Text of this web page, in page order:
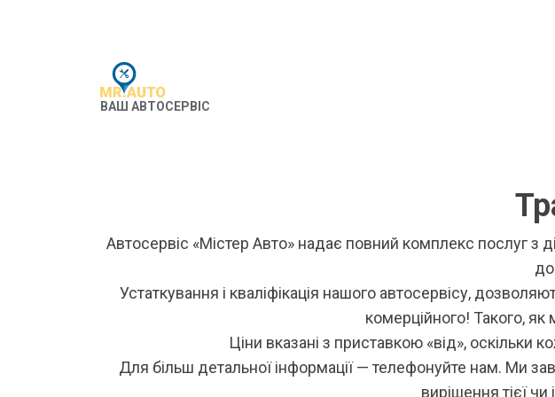
ВАШ АВТОСЕРВІС
Автосервіс «Містер Авто» надає повний комплекс послуг з
Устаткування і кваліфікація нашого автосервісу,
комерційного! Такого, як
Ціни вказані з приставкою «від», оскільки
Для більш детальної інформації — телефонуйте нам. Ми
вирішення тієї